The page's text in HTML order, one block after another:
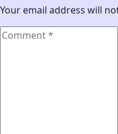
Your email address will